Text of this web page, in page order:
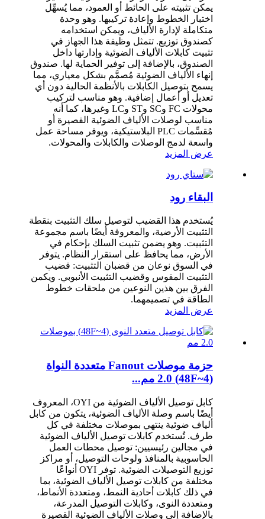
يمكن تثبيته على الحائط أو العمود، مما يُسهِّل
اختبار الخطوط وإعادة تركيبها. وهو وحدة
متكاملة لإدارة الألياف، ويمكن استخدامه
كصندوق توزيع. تتمثل وظيفة هذا الجهاز في
تثبيت كابلات الألياف الضوئية وإدارتها داخل
الصندوق، بالإضافة إلى توفير الحماية لها. صندوق
إنهاء الألياف الضوئية مُصمَّم بشكل معياري، مما
يسمح بتوصيل الكابلات بالأنظمة الحالية دون أي
تعديل أو أعمال إضافية. وهو مناسب لتركيب
محولات FC وSC وST وLC وغيرها، كما أنه
مناسب لوصلات الألياف الضوئية القصيرة أو
مُقسِّمات PLC البلاستيكية، ويوفر مساحة عمل
واسعة لدمج الوصلات والكابلات والمحولات.
عرض المزيد
البقاء رود
يُستخدم هذا القضيب لتوصيل سلك التثبيت بنقطة
التثبيت الأرضية، والمعروفة أيضًا باسم مجموعة
التثبيت. وهو يضمن تثبيت السلك بإحكام في
الأرض، مما يحافظ على استقرار النظام. يتوفر
في السوق نوعان من قضبان التثبيت: قضيب
التثبيت المقوس وقضيب التثبيت الأنبوبي. ويكمن
الفرق بين هذين النوعين من ملحقات خطوط
الطاقة في تصميمهما.
عرض المزيد
حزمة موصلات Fanout متعددة النواة
(4~48F) 2.0 مم...
كابل توصيل الألياف الضوئية من OYI، المعروف
أيضًا باسم وصلة الألياف الضوئية، يتكون من كابل
ألياف ضوئية ينتهي بموصلات مختلفة في كل
طرف. تُستخدم كابلات توصيل الألياف الضوئية
في مجالين رئيسيين: توصيل محطات العمل
الحاسوبية بالمنافذ ولوحات التوصيل، أو مراكز
توزيع التوصيلات الضوئية. توفر OYI أنواعًا
مختلفة من كابلات توصيل الألياف الضوئية، بما
في ذلك كابلات أحادية النمط، ومتعددة الأنماط،
ومتعددة النوى، وكابلات التوصيل المدرعة،
بالإضافة إلى وصلات الألياف الضوئية القصيرة